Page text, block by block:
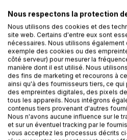
Ajouter à ma liste d'envies
Laisser un avis
DESCRIPTION
Nous respectons la protection
Nous utilisons des cookies et des
site web. Certains d'entre eux sont
nécessaires. Nous utilisons
exemple des cookies ou des
côté serveur) pour mesurer la
manière dont il est utilisé. Nous
des fins de marketing et recourons à
ainsi qu'à des fournisseurs tiers, ce
des empreintes digitales, des pixels
tous les appareils. Nous intégrons
contenus tiers provenant d'autres
Nous n'avons aucune influence sur le
et sur un éventuel tracking par le
vous acceptez les processus décrits